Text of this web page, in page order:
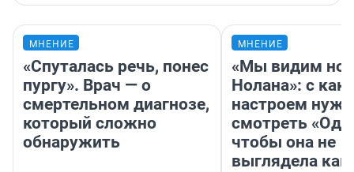
МНЕНИЕ
«Спуталась речь, понес
пургу». Врач — о
смертельном диагнозе,
который сложно
обнаружить
МНЕНИЕ
«Мы видим
Нолана»: с
настроем
смотреть
чтобы она не
выглядела как